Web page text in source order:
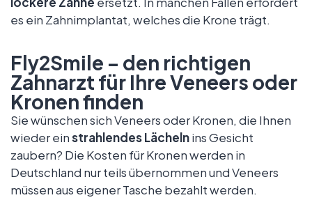
es ein Zahnimplantat, welches die Krone trägt.
Fly2Smile – den richtigen
Zahnarzt für Ihre Veneers oder
Kronen finden
Sie wünschen sich Veneers oder Kronen, die Ihnen
wieder einstrahlendes Lächelnins Gesicht
zaubern? Die Kosten für Kronen werden in
Deutschland nur teils übernommen und Veneers
müssen aus eigener Tasche bezahlt werden.